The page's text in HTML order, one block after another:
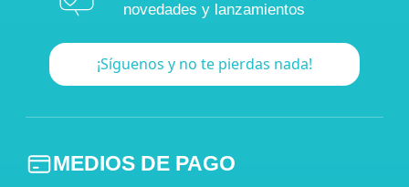
novedades y lanzamientos
¡Síguenos y no te pierdas nada!
MEDIOS DE PAGO